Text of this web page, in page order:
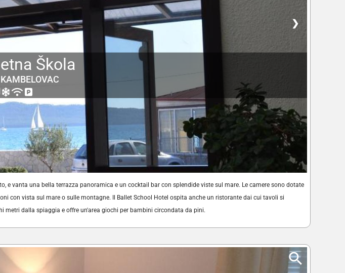
❯
Škola
vanta una bella terrazza panoramica e un cocktail bar con splendide viste sul mare. Le camere sono dotate
con vista sul mare o sulle montagne. Il Ballet School Hotel ospita anche un ristorante dai cui tavoli si
metri dalla spiaggia e offre un'area giochi per bambini circondata da pini.